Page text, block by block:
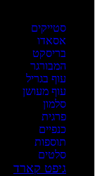
סטייקים
אסאדו
בריסקט
המבורגר
עוף בגריל
עוף מעושן
סלמון
פרגית
כנפיים
תוספות
סלטים
גיפט קארד